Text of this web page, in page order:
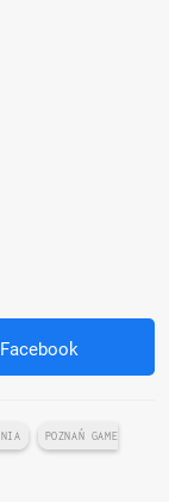
Facebook
POZNAŃ GAME